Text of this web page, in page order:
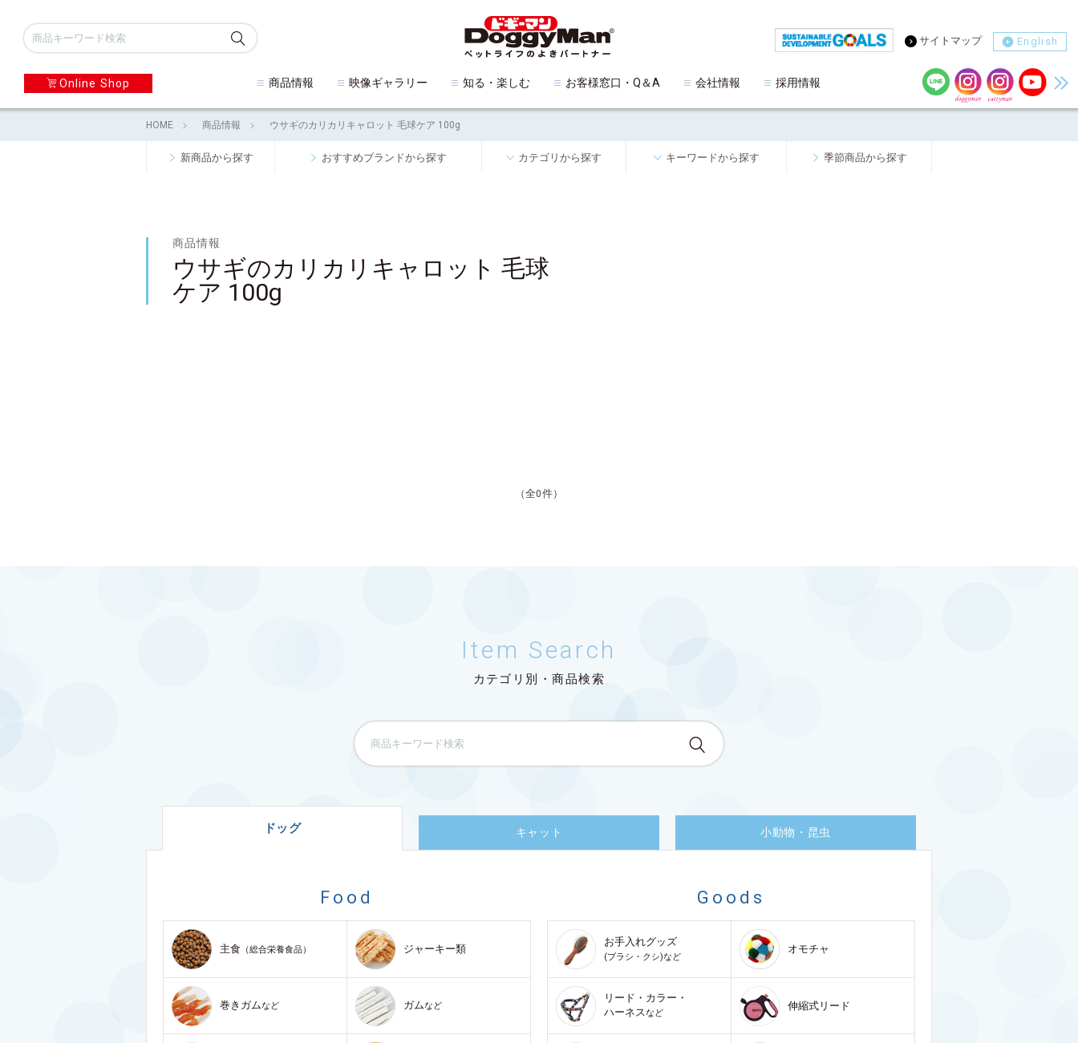
Online Shop 商品情報 映像ギャラリー 知る・楽しむ お客様窓口・Q＆A 会社情報 採用情報
サイトマップ English
HOME 商品情報 ウサギのカリカリキャロット 毛球ケア 100g
新商品から探す おすすめブランドから探す カテゴリから探す キーワードから探す 季節商品から探す
商品情報
ウサギのカリカリキャロット 毛球
ケア 100g
（全0件）
Item Search
カテゴリ別・商品検索
ドッグ キャット 小動物・昆虫
Food
主食 （総合栄養食品） ジャーキー類
巻きガムなど ガムなど
Goods
お手入れグッズ
(ブラシ・クシ)など
オモチャ
リード・カラー・
ハーネスなど
伸縮式リード